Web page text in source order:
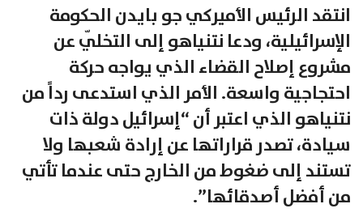
انتقد الرئيس الأميركي جو بايدن الحكومة
الإسرائيلية، ودعا نتنياهو إلى التخلّي عن
مشروع إصلاح القضاء الذي يواجه حركة
احتجاجية واسعة. الأمر الذي استدعى رداً من
نتنياهو الذي اعتبر أن “إسرائيل دولة ذات
سيادة، تصدر قراراتها عن إرادة شعبها ولا
تستند إلى ضغوط من الخارج حتى عندما تأتي
من أفضل أصدقائها”.